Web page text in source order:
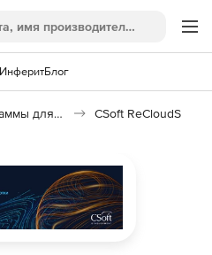
ИнферитБлог
Программы для дизайна, визуализации и анимации CSoft ReCloudS